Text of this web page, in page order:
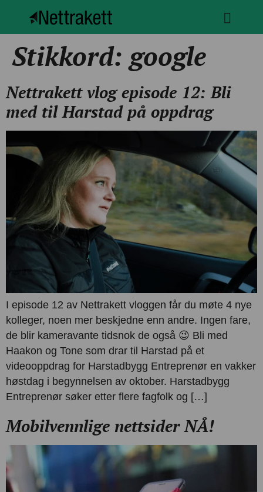
Stikkord:google
Nettrakett vlog episode 12: Bli
med til Harstad på oppdrag
I episode 12 av Nettrakett vloggen får du møte 4 nye
kolleger, noen mer beskjedne enn andre. Ingen fare,
de blir kameravante tidsnok de også 😉 Bli med
Haakon og Tone som drar til Harstad på et
videooppdrag for Harstadbygg Entreprenør en vakker
høstdag i begynnelsen av oktober. Harstadbygg
Entreprenør søker etter flere fagfolk og […]
Mobilvennlige nettsider NÅ!